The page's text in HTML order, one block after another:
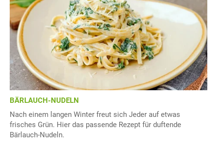
BÄRLAUCH-NUDELN
Nach einem langen Winter freut sich Jeder auf etwas
frisches Grün. Hier das passende Rezept für duftende
Bärlauch-Nudeln.